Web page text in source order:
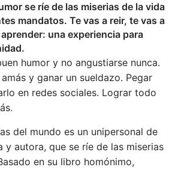
se ríe de las miserias de la vida
mandatos. Te vas a reir, te vas a
una experiencia para
humor y no angustiarse nunca.
y ganar un sueldazo. Pegar
en redes sociales. Lograr todo
del mundo es un unipersonal de
y autora, que se ríe de las miserias
en su libro homónimo,